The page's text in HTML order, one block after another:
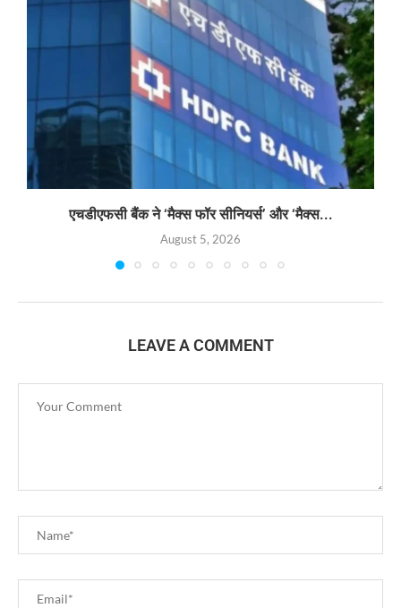
एचडीएफसी बैंक ने ‘मैक्स फॉर सीनियर्स’ और ‘मैक्स...
August 5, 2026
LEAVE A COMMENT